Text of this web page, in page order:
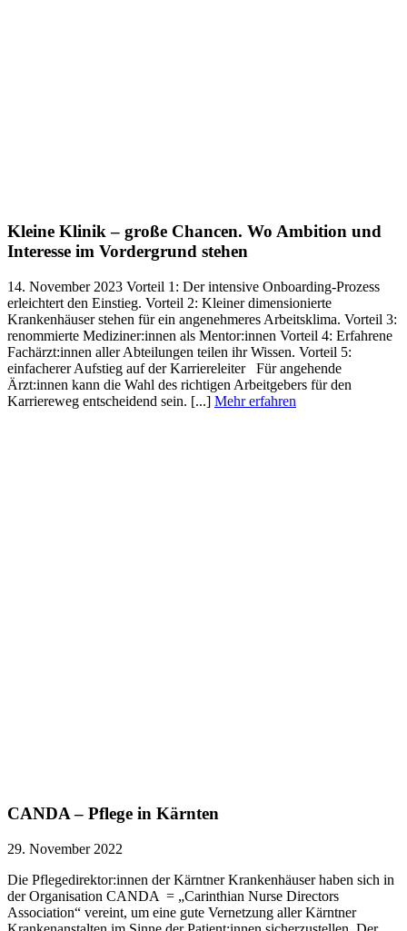
Kleine Klinik – große Chancen. Wo Ambition und
Interesse im Vordergrund stehen
14. November 2023 Vorteil 1: Der intensive Onboarding-Prozess
erleichtert den Einstieg. Vorteil 2: Kleiner dimensionierte
Krankenhäuser stehen für ein angenehmeres Arbeitsklima. Vorteil 3:
renommierte Mediziner:innen als Mentor:innen Vorteil 4: Erfahrene
Fachärzt:innen aller Abteilungen teilen ihr Wissen. Vorteil 5:
einfacherer Aufstieg auf der Karriereleiter Für angehende
Ärzt:innen kann die Wahl des richtigen Arbeitgebers für den
Karriereweg entscheidend sein. [...] Mehr erfahren
CANDA – Pflege in Kärnten
29. November 2022
Die Pflegedirektor:innen der Kärntner Krankenhäuser haben sich in
der Organisation CANDA = „Carinthian Nurse Directors
Association“ vereint, um eine gute Vernetzung aller Kärntner